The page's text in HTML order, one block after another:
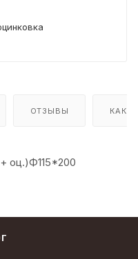
ОТЗЫВЫ КАК
оц.)Ф115*200